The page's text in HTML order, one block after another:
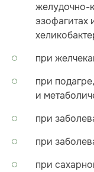
желудочно-
эзофагитах
при
при
и
при
при
при